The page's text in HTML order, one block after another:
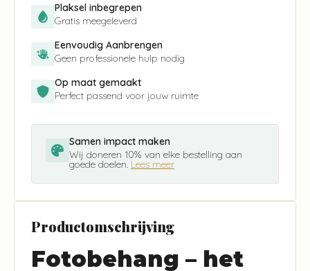
Plaksel inbegrepen
Gratis meegeleverd
Eenvoudig Aanbrengen
Geen professionele hulp nodig
Op maat gemaakt
Perfect passend voor jouw ruimte
Samen impact maken
Wij doneren 10% van elke bestelling aan
goede doelen. Lees meer
Productomschrijving
Fotobehang – het